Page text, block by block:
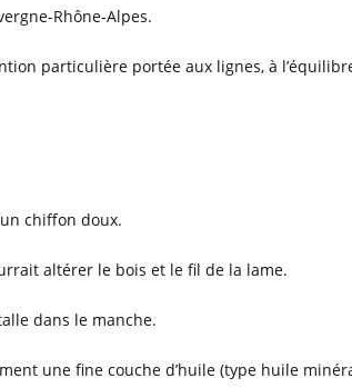
Rhône-Alpes.
particulière portée aux lignes, à
chiffon doux.
altérer le bois et le fil de la lame.
dans le manche.
une fine couche d’huile (type huile